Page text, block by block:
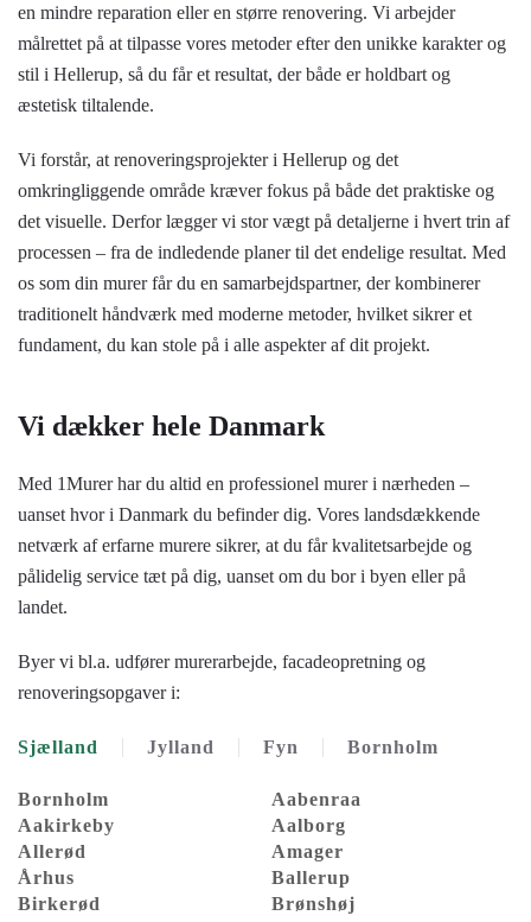
en mindre reparation eller en større renovering. Vi arbejder
målrettet på at tilpasse vores metoder efter den unikke karakter og
stil i Hellerup, så du får et resultat, der både er holdbart og
æstetisk tiltalende.
Vi forstår, at renoveringsprojekter i Hellerup og det
omkringliggende område kræver fokus på både det praktiske og
det visuelle. Derfor lægger vi stor vægt på detaljerne i hvert trin af
processen – fra de indledende planer til det endelige resultat. Med
os som din murer får du en samarbejdspartner, der kombinerer
traditionelt håndværk med moderne metoder, hvilket sikrer et
fundament, du kan stole på i alle aspekter af dit projekt.
Vi dækker hele Danmark
Med 1Murer har du altid en professionel murer i nærheden –
uanset hvor i Danmark du befinder dig. Vores landsdækkende
netværk af erfarne murere sikrer, at du får kvalitetsarbejde og
pålidelig service tæt på dig, uanset om du bor i byen eller på
landet.
Byer vi bl.a. udfører murerarbejde, facadeopretning og
renoveringsopgaver i:
Sjælland Jylland Fyn Bornholm
Bornholm
Aabenraa
Aakirkeby
Aalborg
Allerød
Amager
Århus
Ballerup
Birkerød
Brønshøj